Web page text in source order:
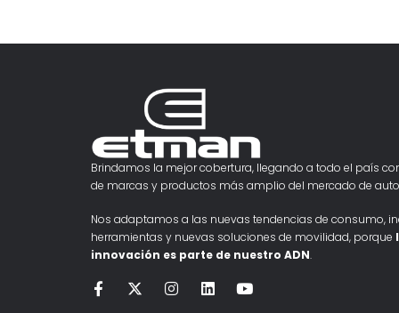
Brindamos la mejor cobertura, llegando a todo el país
de marcas y productos más amplio del mercado de
Nos adaptamos a las nuevas tendencias de consumo,
herramientas y nuevas soluciones de movilidad, porque
innovación es parte de nuestro ADN.